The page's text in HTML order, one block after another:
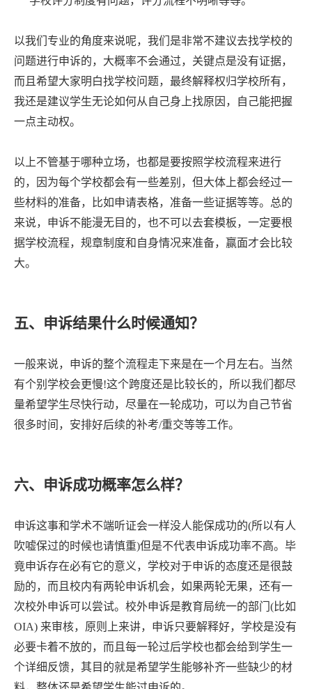
以我们专业的角度来说呢，我们是非常不建议去找学校的
问题进行申诉的，大概率不会通过，关键点是没有证据，
而且希望大家明白找学校问题，最终解释权归学校所有，
我还是建议学生无论如何从自己身上找原因，自己能把握
一点主动权。
以上不管基于哪种立场，也都是要按照学校流程来进行
的，因为每个学校都会有一些差别，但大体上都会经过一
些材料的准备，比如申请表格，准备一些证据等等。总的
来说，申诉不能漫无目的，也不可以去套模板，一定要根
据学校流程，规章制度和自身情况来准备，赢面才会比较
大。
五、申诉结果什么时候通知？
一般来说，申诉的整个流程走下来是在一个月左右。当然
有个别学校会更慢!这个跨度还是比较长的，所以我们都尽
量希望学生尽快行动，尽量在一轮成功，可以为自己节省
很多时间，安排好后续的补考/重交等等工作。
六、申诉成功概率怎么样？
申诉这事和学术不端听证会一样没人能保成功的(所以有人
吹嘘保过的时候也请慎重)但是不代表申诉成功率不高。毕
竟申诉存在必有它的意义，学校对于申诉的态度还是很鼓
励的，而且校内有两轮申诉机会，如果两轮无果，还有一
次校外申诉可以尝试。校外申诉是教育局统一的部门(比如
OIA) 来审核，原则上来讲，申诉只要解释好，学校是没有
必要卡着不放的，而且每一轮过后学校也都会给到学生一
个详细反馈，其目的就是希望学生能够补齐一些缺少的材